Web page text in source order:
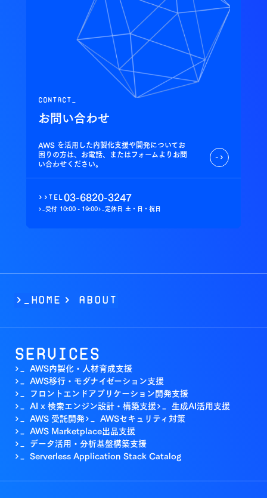
contact_
お問い合わせ
AWS を活用した内製化支援や開発についてお
困りの方は、お電話、またはフォームよりお問
い合わせください。
->
>> tel03-6820-3247
>_ 受付 10:00 - 19:00>_ 定休日 土・日・祝日
>_Home > ABOUT
Services
>_ AWS内製化・人材育成支援
>_ AWS移行・モダナイゼーション支援
>_ フロントエンドアプリケーション開発支援
>_ AI x 検索エンジン設計・構築支援>_ 生成AI活用支援
>_ AWS 受託開発>_ AWSセキュリティ対策
>_ AWS Marketplace出品支援
>_ データ活用・分析基盤構築支援
>_ Serverless Application Stack Catalog